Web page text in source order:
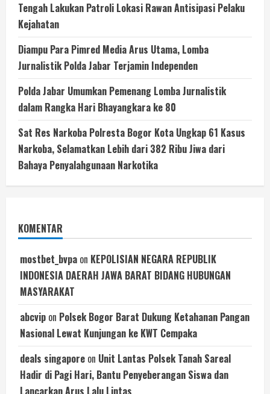
Tengah Lakukan Patroli Lokasi Rawan Antisipasi Pelaku
Kejahatan
Diampu Para Pimred Media Arus Utama, Lomba
Jurnalistik Polda Jabar Terjamin Independen
Polda Jabar Umumkan Pemenang Lomba Jurnalistik
dalam Rangka Hari Bhayangkara ke 80
Sat Res Narkoba Polresta Bogor Kota Ungkap 61 Kasus
Narkoba, Selamatkan Lebih dari 382 Ribu Jiwa dari
Bahaya Penyalahgunaan Narkotika
KOMENTAR
mostbet_bvpa on KEPOLISIAN NEGARA REPUBLIK
INDONESIA DAERAH JAWA BARAT BIDANG HUBUNGAN
MASYARAKAT
abcvip on Polsek Bogor Barat Dukung Ketahanan Pangan
Nasional Lewat Kunjungan ke KWT Cempaka
deals singapore on Unit Lantas Polsek Tanah Sareal
Hadir di Pagi Hari, Bantu Penyeberangan Siswa dan